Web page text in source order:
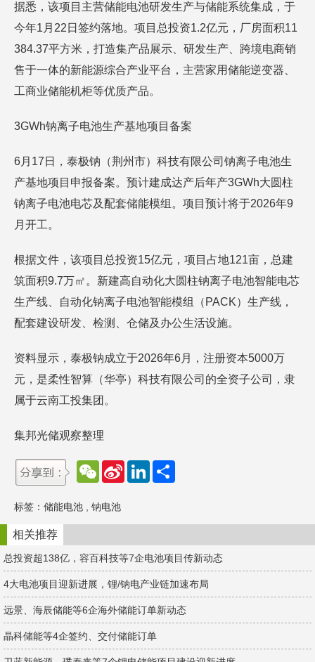
据悉，该项目主营储能电池研发生产与储能系统集成，于
今年1月22日签约落地。项目总投资1.2亿元，厂房面积11
384.37平方米，打造集产品展示、研发生产、跨境电商销
售于一体的新能源综合产业平台，主营家用储能逆变器、
工商业储能机柜等优质产品。
3GWh钠离子电池生产基地项目备案
6月17日，泰极钠（荆州市）科技有限公司钠离子电池生
产基地项目申报备案。预计建成达产后年产3GWh大圆柱
钠离子电池电芯及配套储能模组。项目预计将于2026年9
月开工。
根据文件，该项目总投资15亿元，项目占地121亩，总建
筑面积9.7万㎡。新建高自动化大圆柱钠离子电池智能电芯
生产线、自动化钠离子电池智能模组（PACK）生产线，
配套建设研发、检测、仓储及办公生活设施。
资料显示，泰极钠成立于2026年6月，注册资本5000万
元，是柔性智算（华亭）科技有限公司的全资子公司，隶
属于云南工投集团。
集邦光储观察整理
W
e
a
t
S
e
b
o
L
d
n
标签： 储能电池 钠电池
相关推荐
总投资超138亿，容百科技等7企电池项目传新动态
4大电池项目迎新进展，锂/钠电产业链加速布局
远景、海辰储能等6企海外储能订单新动态
晶科储能等4企签约、交付储能订单